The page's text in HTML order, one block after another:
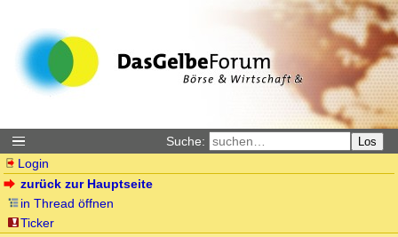
Suche: Los
Login
zurück zur Hauptseite
in Thread öffnen
Ticker